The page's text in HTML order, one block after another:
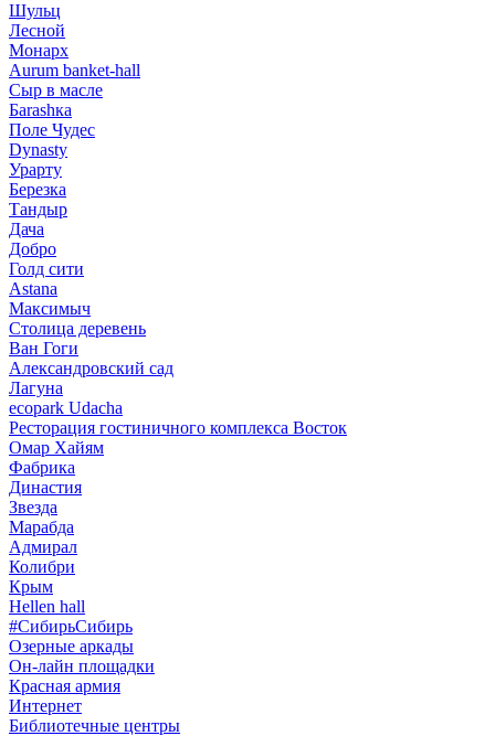
Шульц
Лесной
Монарх
Aurum banket-hall
Сыр в масле
Баrаshка
Поле Чудес
Dynasty
Урарту
Березка
Тандыр
Дача
Добро
Голд сити
Astana
Максимыч
Столица деревень
Ван Гоги
Александровский сад
Лагуна
ecopark Udacha
Ресторация гостиничного комплекса Восток
Омар Хайям
Фабрика
Династия
Звезда
Марабда
Адмирал
Колибри
Крым
Hellen hall
#СибирьСибирь
Озерные аркады
Он-лайн площадки
Красная армия
Интернет
Библиотечные центры